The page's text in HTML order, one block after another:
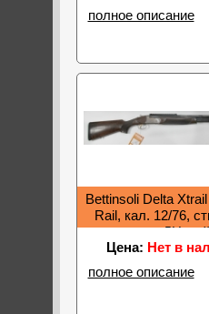
полное описание
Bettinsoli Delta
Rail, кал. 12/76,
мм., ДН,
Цена: Нет в
полное описание